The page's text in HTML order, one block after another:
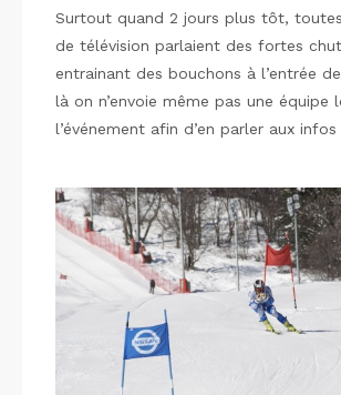
Surtout quand 2 jours plus tôt,
de télévision parlaient des fortes
entrainant des bouchons à l’entrée
là on n’envoie même pas une équipe
l’événement afin d’en parler aux infos